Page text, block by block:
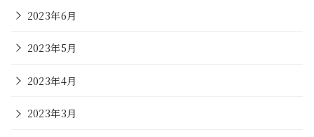
2023年6月
2023年5月
2023年4月
2023年3月